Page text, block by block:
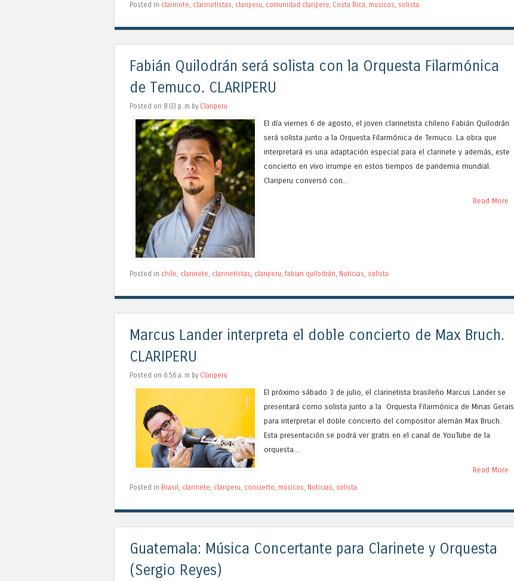
Posted in clarinete, clarinetistas, clariperu, comunidad clariperu, Costa Rica, musicos, solista
Fabián Quilodrán será solista con la Orquesta Filarmónica
de Temuco. CLARIPERU
Posted on 8:03 p. m.by Clariperu
El día viernes 6 de agosto, el joven clarinetista chileno Fabián Quilodrán
será solista junto a la Orquesta Filarmónica de Temuco. La obra que
interpretará es una adaptación especial para el clarinete y además, este
concierto en vivo irrumpe en estos tiempos de pandemia mundial.
Clariperu conversó con...
Read More
Posted in chile clarinete clarinetistas clariperu fabian quilodrán Noticias solista
Marcus Lander interpreta el doble concierto de Max Bruch.
CLARIPERU
Posted on 6:56 a. m.by Clariperu
El próximo sábado 3 de julio, el clarinetista brasileño Marcus Lander se
presentará como solista junto a la Orquesta Filarmónica de Minas Gerais
para interpretar el doble concierto del compositor alemán Max Bruch.
Esta presentación se podrá ver gratis en el canal de YouTube de la
orquesta....
Read More
Posted in Brasil , clarinete, clariperu, concierto, músicos, Noticias, solista
Guatemala: Música Concertante para Clarinete y Orquesta
(Sergio Reyes)